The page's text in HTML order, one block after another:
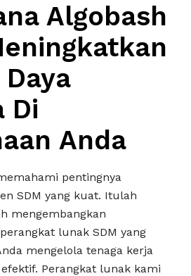
Algobash
Di
Anda
pentingnya
SDM yang kuat. Itulah
mengembangkan
lunak SDM yang
mengelola tenaga kerja
Perangkat lunak kami